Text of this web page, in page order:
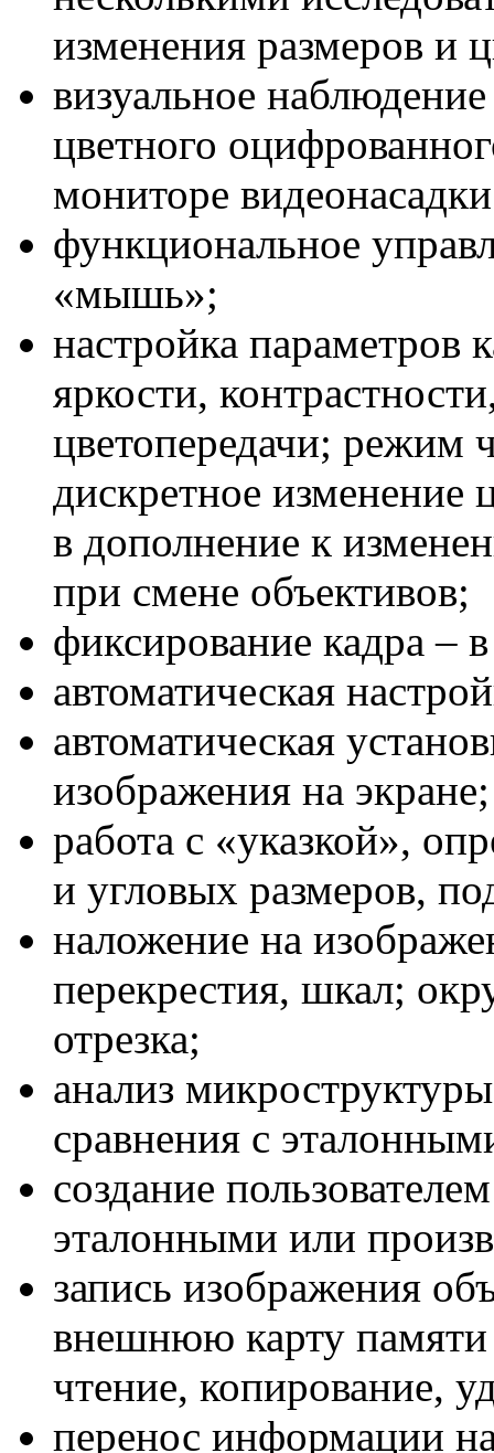
изменения размеров и
визуальное
цветного
мониторе
функциональное
«мышь»;
настройка параметров
яркости,
цветопередачи; режим
дискретное изменение
в дополнение к
при смене объективов;
фиксирование кадра –
автоматическая
автоматическая
изображения на экране;
работа с «указкой»,
и угловых размеров,
наложение на
перекрестия, шкал;
отрезка;
анализ
сравнения с
cоздание
эталонными или
запись изображения
внешнюю карту памяти
чтение, копирование,
перенос информации